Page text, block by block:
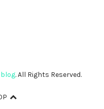
. All Rights Reserved.